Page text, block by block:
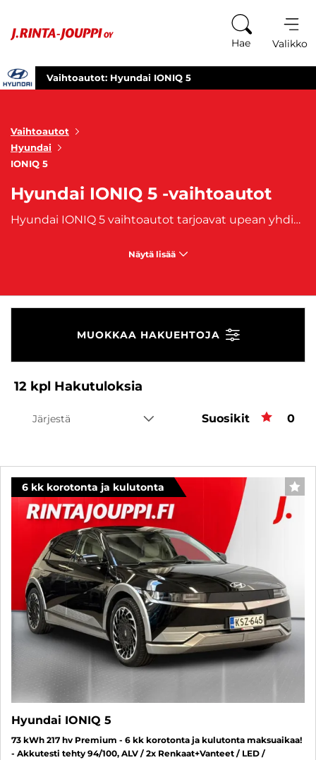
Hae Valikko
Vaihtoautot: Hyundai IONIQ 5
Vaihtoautot
Hyundai
IONIQ 5
Hyundai IONIQ 5 -vaihtoautot
Hyundai IONIQ 5 vaihtoautot tarjoavat upean yhdistelmän futuristista muotoilua, edistyksellistä teknologiaa ja ympäristöystävällistä ajamista. Tämä täysin sähköinen crossover-malli erottuu edukseen modernilla ulkomuodollaan ja innovatiivisilla ominaisuuksillaan. Hyundai IONIQ 5 on suunniteltu tarjoamaan huipputason mukavuutta ja ajonautintoa samalla, kun se vähentää hiilidioksidipäästöjä ja polttoainekustannuksia. Hyundai IONIQ 5 tarjoaa tilavat ja laadukkaasti varustellut sisätilat, joissa on mukavat istuimet, edistyksellinen kosketusnäyttö ja älykäs navigointijärjestelmä. Auto on varustettu uusimmilla teknologioilla, kuten langattomilla latausmahdollisuuksilla, älykkäillä turvavarusteilla ja pitkällä sähköajomatkalla, mikä tekee siitä erinomaisen valinnan niin kaupunkiajoon kuin pidemmille matkoille. IONIQ 5 innovatiivinen suunnittelu ja suuret akkuvaihtoehdot tarjoavat käyttäjilleen sekä tyylikkään ajokokemuksen että huipputason suorituskyvyn. Hyundai IONIQ 5 vaihtoautot ovat täydellinen valinta niille, jotka arvostavat ympäristöystävällistä ajamista, huipputeknologiaa ja moderneja muotoiluratkaisuja. Tämä auto tarjoaa taloudellista ajamista ja tyylikästä ulkonäköä, ollen loistava valinta kaikille, jotka haluavat edelläkävijän roolin sähköautojen maailmassa. J. Rinta-Joupilta löydät käytetyt Hyundai IONIQ 5-vaihtoautot, joihin on saatavilla myös edullinen
Näytä lisää
MUOKKAA HAKUEHTOJA
12 kpl Hakutuloksia
Järjestä Suosikit 0
6 kk korotonta ja kulutonta
Hyundai IONIQ 5
73 kWh 217 hv Premium - 6 kk korotonta ja kulutonta maksuaikaa!
- Akkutesti tehty 94/100, ALV / 2x Renkaat+Vanteet / LED /